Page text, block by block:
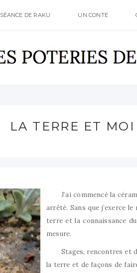
SÉANCE DE RAKU UN CONTE
LA TERRE ET MOI
J’ai commencé la
arrêté. Sans que j’exerce
terre et la connaissance
mesure.
Stages, rencontres et
la terre et de façons de